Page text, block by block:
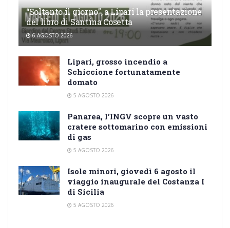
“Soltanto il giorno”, a Lipari la presentazione
del libro di Santina Cosetta
6 AGOSTO 2026
Lipari, grosso incendio a
Schiccione fortunatamente
domato
5 AGOSTO 2026
Panarea, l’INGV scopre un vasto
cratere sottomarino con emissioni
di gas
5 AGOSTO 2026
Isole minori, giovedì 6 agosto il
viaggio inaugurale del Costanza I
di Sicilia
5 AGOSTO 2026